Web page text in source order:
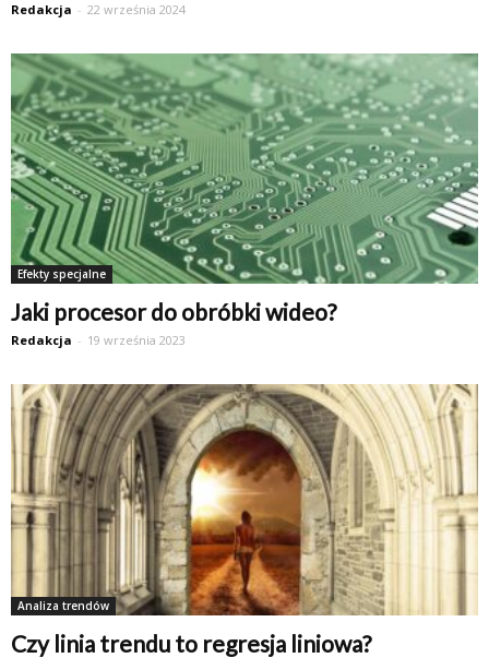
Redakcja - 22 września 2024
Efekty specjalne
Jaki procesor do obróbki wideo?
Redakcja - 19 września 2023
Analiza trendów
Czy linia trendu to regresja liniowa?